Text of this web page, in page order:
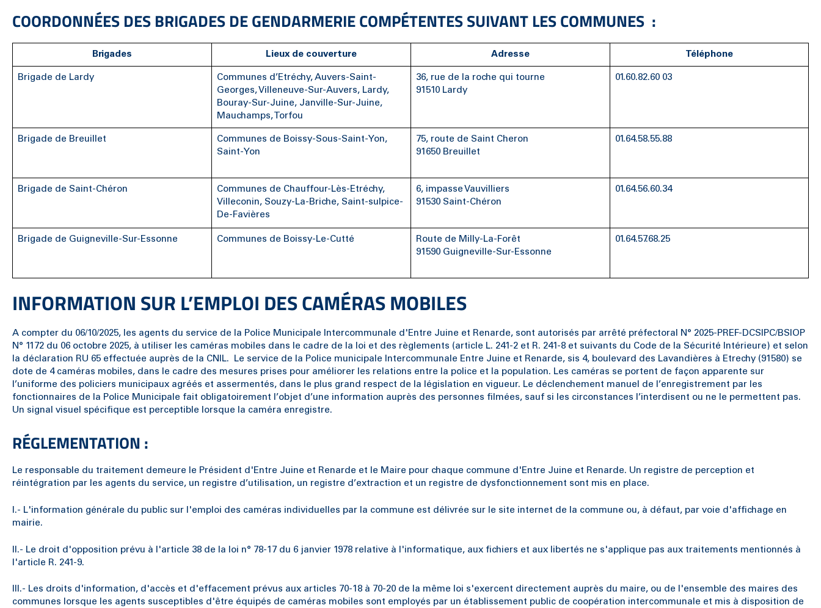
COORDONNÉES DES BRIGADES DE GENDARMERIE COMPÉTENTES SUIVANT LES COMMUNES :
Brigades Lieux de couverture Adresse Téléphone
Brigade de Lardy
Communes d’Etréchy, Auvers-Saint-
Georges, Villeneuve-Sur-Auvers, Lardy,
Bouray-Sur-Juine, Janville-Sur-Juine,
Mauchamps, Torfou
36, rue de la roche qui tourne
91510 Lardy
01.60.82.60 03
Brigade de Breuillet
Communes de Boissy-Sous-Saint-Yon,
Saint-Yon
75, route de Saint Cheron
91650 Breuillet
01.64.58.55.88
Brigade de Saint-Chéron
Communes de Chauffour-Lès-Etréchy,
Villeconin, Souzy-La-Briche, Saint-sulpice-
De-Favières
6, impasse Vauvilliers
91530 Saint-Chéron
01.64.56.60.34
Brigade de Guigneville-Sur-Essonne Communes de Boissy-Le-Cutté
Route de Milly-La-Forêt
91590 Guigneville-Sur-Essonne
01.64.57.68.25
INFORMATION SUR L’EMPLOI DES CAMÉRAS MOBILES
A compter du 06/10/2025, les agents du service de la Police Municipale Intercommunale d'Entre Juine et Renarde, sont autorisés par arrêté préfectoral N° 2025-PREF-DCSIPC/BSIOP
N° 1172 du 06 octobre 2025, à utiliser les caméras mobiles dans le cadre de la loi et des règlements (article L. 241-2 et R. 241-8 et suivants du Code de la Sécurité Intérieure) et selon
la déclaration RU 65 effectuée auprès de la CNIL. Le service de la Police municipale Intercommunale Entre Juine et Renarde, sis 4, boulevard des Lavandières à Etrechy (91580) se
dote de 4 caméras mobiles, dans le cadre des mesures prises pour améliorer les relations entre la police et la population. Les caméras se portent de façon apparente sur
l’uniforme des policiers municipaux agréés et assermentés, dans le plus grand respect de la législation en vigueur. Le déclenchement manuel de l’enregistrement par les
fonctionnaires de la Police Municipale fait obligatoirement l’objet d’une information auprès des personnes filmées, sauf si les circonstances l’interdisent ou ne le permettent pas.
Un signal visuel spécifique est perceptible lorsque la caméra enregistre.
RÉGLEMENTATION :
Le responsable du traitement demeure le Président d'Entre Juine et Renarde et le Maire pour chaque commune d'Entre Juine et Renarde. Un registre de perception et
réintégration par les agents du service, un registre d’utilisation, un registre d’extraction et un registre de dysfonctionnement sont mis en place.
I.- L'information générale du public sur l'emploi des caméras individuelles par la commune est délivrée sur le site internet de la commune ou, à défaut, par voie d'affichage en
mairie.
II.- Le droit d'opposition prévu à l'article 38 de la loi n° 78-17 du 6 janvier 1978 relative à l'informatique, aux fichiers et aux libertés ne s'applique pas aux traitements mentionnés à
l'article R. 241-9.
III.- Les droits d'information, d'accès et d'effacement prévus aux articles 70-18 à 70-20 de la même loi s'exercent directement auprès du maire, ou de l'ensemble des maires des
communes lorsque les agents susceptibles d'être équipés de caméras mobiles sont employés par un établissement public de coopération intercommunale et mis à disposition de